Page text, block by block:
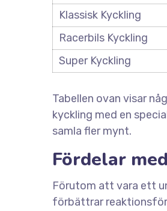
Klassisk Kyckling
Racerbils Kyckling
Super Kyckling
Tabellen ovan visar
kyckling med en
samla fler mynt.
Fördelar
Förutom att vara ett
förbättrar